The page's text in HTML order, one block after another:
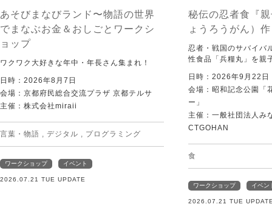
あそびまなびランド〜物語の世界
でまなぶお金＆おしごとワークシ
ョップ
ワクワク大好きな年中・年長さん集まれ！
日時：2026年8月7日
会場：京都府民総合交流プラザ 京都テルサ
主催：株式会社miraii
言葉・物語 デジタル プログラミング
ワークショップ イベント
2026.07.21 TUE UPDATE
秘伝の忍者食『
ょうろうがん）
忍者・戦国のサバイバ
性食品「兵糧丸」を親
日時：2026年9月22日
会場：昭和記念公園「
ー」
主催：一般社団法人み
CTGOHAN
食
ワークショップ イベン
2026.07.21 TUE